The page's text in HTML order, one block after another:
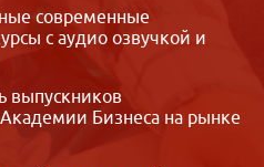
современные
с аудио озвучкой и
выпускников
Бизнеса на рынке